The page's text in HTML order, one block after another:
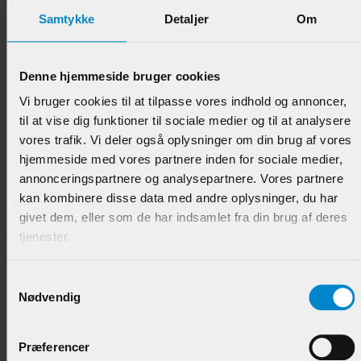
Samtykke Detaljer Om
Denne hjemmeside bruger cookies
Vi bruger cookies til at tilpasse vores indhold og annoncer,
til at vise dig funktioner til sociale medier og til at analysere
vores trafik. Vi deler også oplysninger om din brug af vores
hjemmeside med vores partnere inden for sociale medier,
annonceringspartnere og analysepartnere. Vores partnere
kan kombinere disse data med andre oplysninger, du har
givet dem, eller som de har indsamlet fra din brug af deres
tjenester.
Nødvendig
Præferencer
Varenr.:
89,95 DKK/M